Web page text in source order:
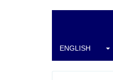
ENGLISH